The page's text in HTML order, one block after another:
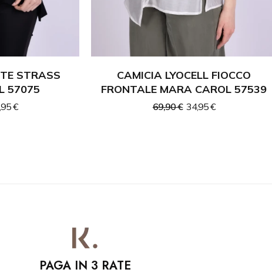
STRASS
57075
€
CAMICIA LYOCELL FIOCCO
FRONTALE MARA CAROL 57539
69,90 € 34,95 €
PAGA IN 3 RATE